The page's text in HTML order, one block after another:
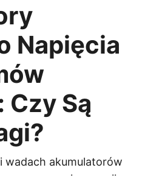
Napięcia
Czy Są
wadach akumulatorów